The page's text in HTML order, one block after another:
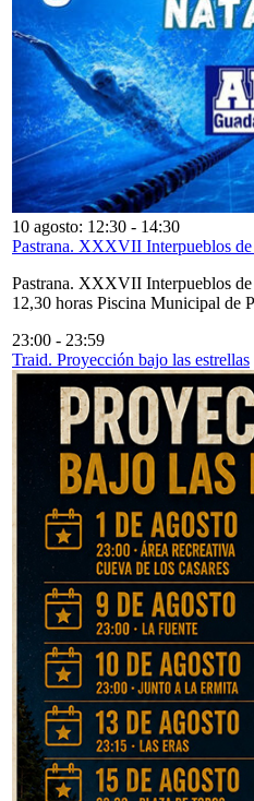
10 agosto: 12:30 - 14:30
Pastrana. XXXVII Interpueblos
Pastrana. XXXVII Interpueblos
12,30 horas Piscina Municipal de
23:00 - 23:59
Traid. Proyección bajo las estrellas